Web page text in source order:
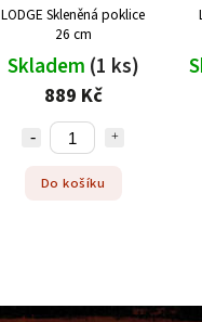
LODGE Skleněná poklice
26 cm
Skladem (1 ks)
889 Kč
Do košíku